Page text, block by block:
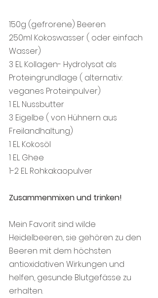
150g (gefrorene) Beeren
250ml Kokoswasser ( oder einfach
Wasser)
3 EL Kollagen- Hydrolysat als
Proteingrundlage ( alternativ:
veganes Proteinpulver)
1 EL Nussbutter
3 Eigelbe ( von Hühnern aus
Freilandhaltung)
1 EL Kokosöl
1 EL Ghee
1-2 EL Rohkakaopulver
Zusammenmixen und trinken!
Mein Favorit sind wilde
Heidelbeeren, sie gehören zu den
Beeren mit dem höchsten
antioxidativen Wirkungen und
helfen, gesunde Blutgefässe zu
erhalten.